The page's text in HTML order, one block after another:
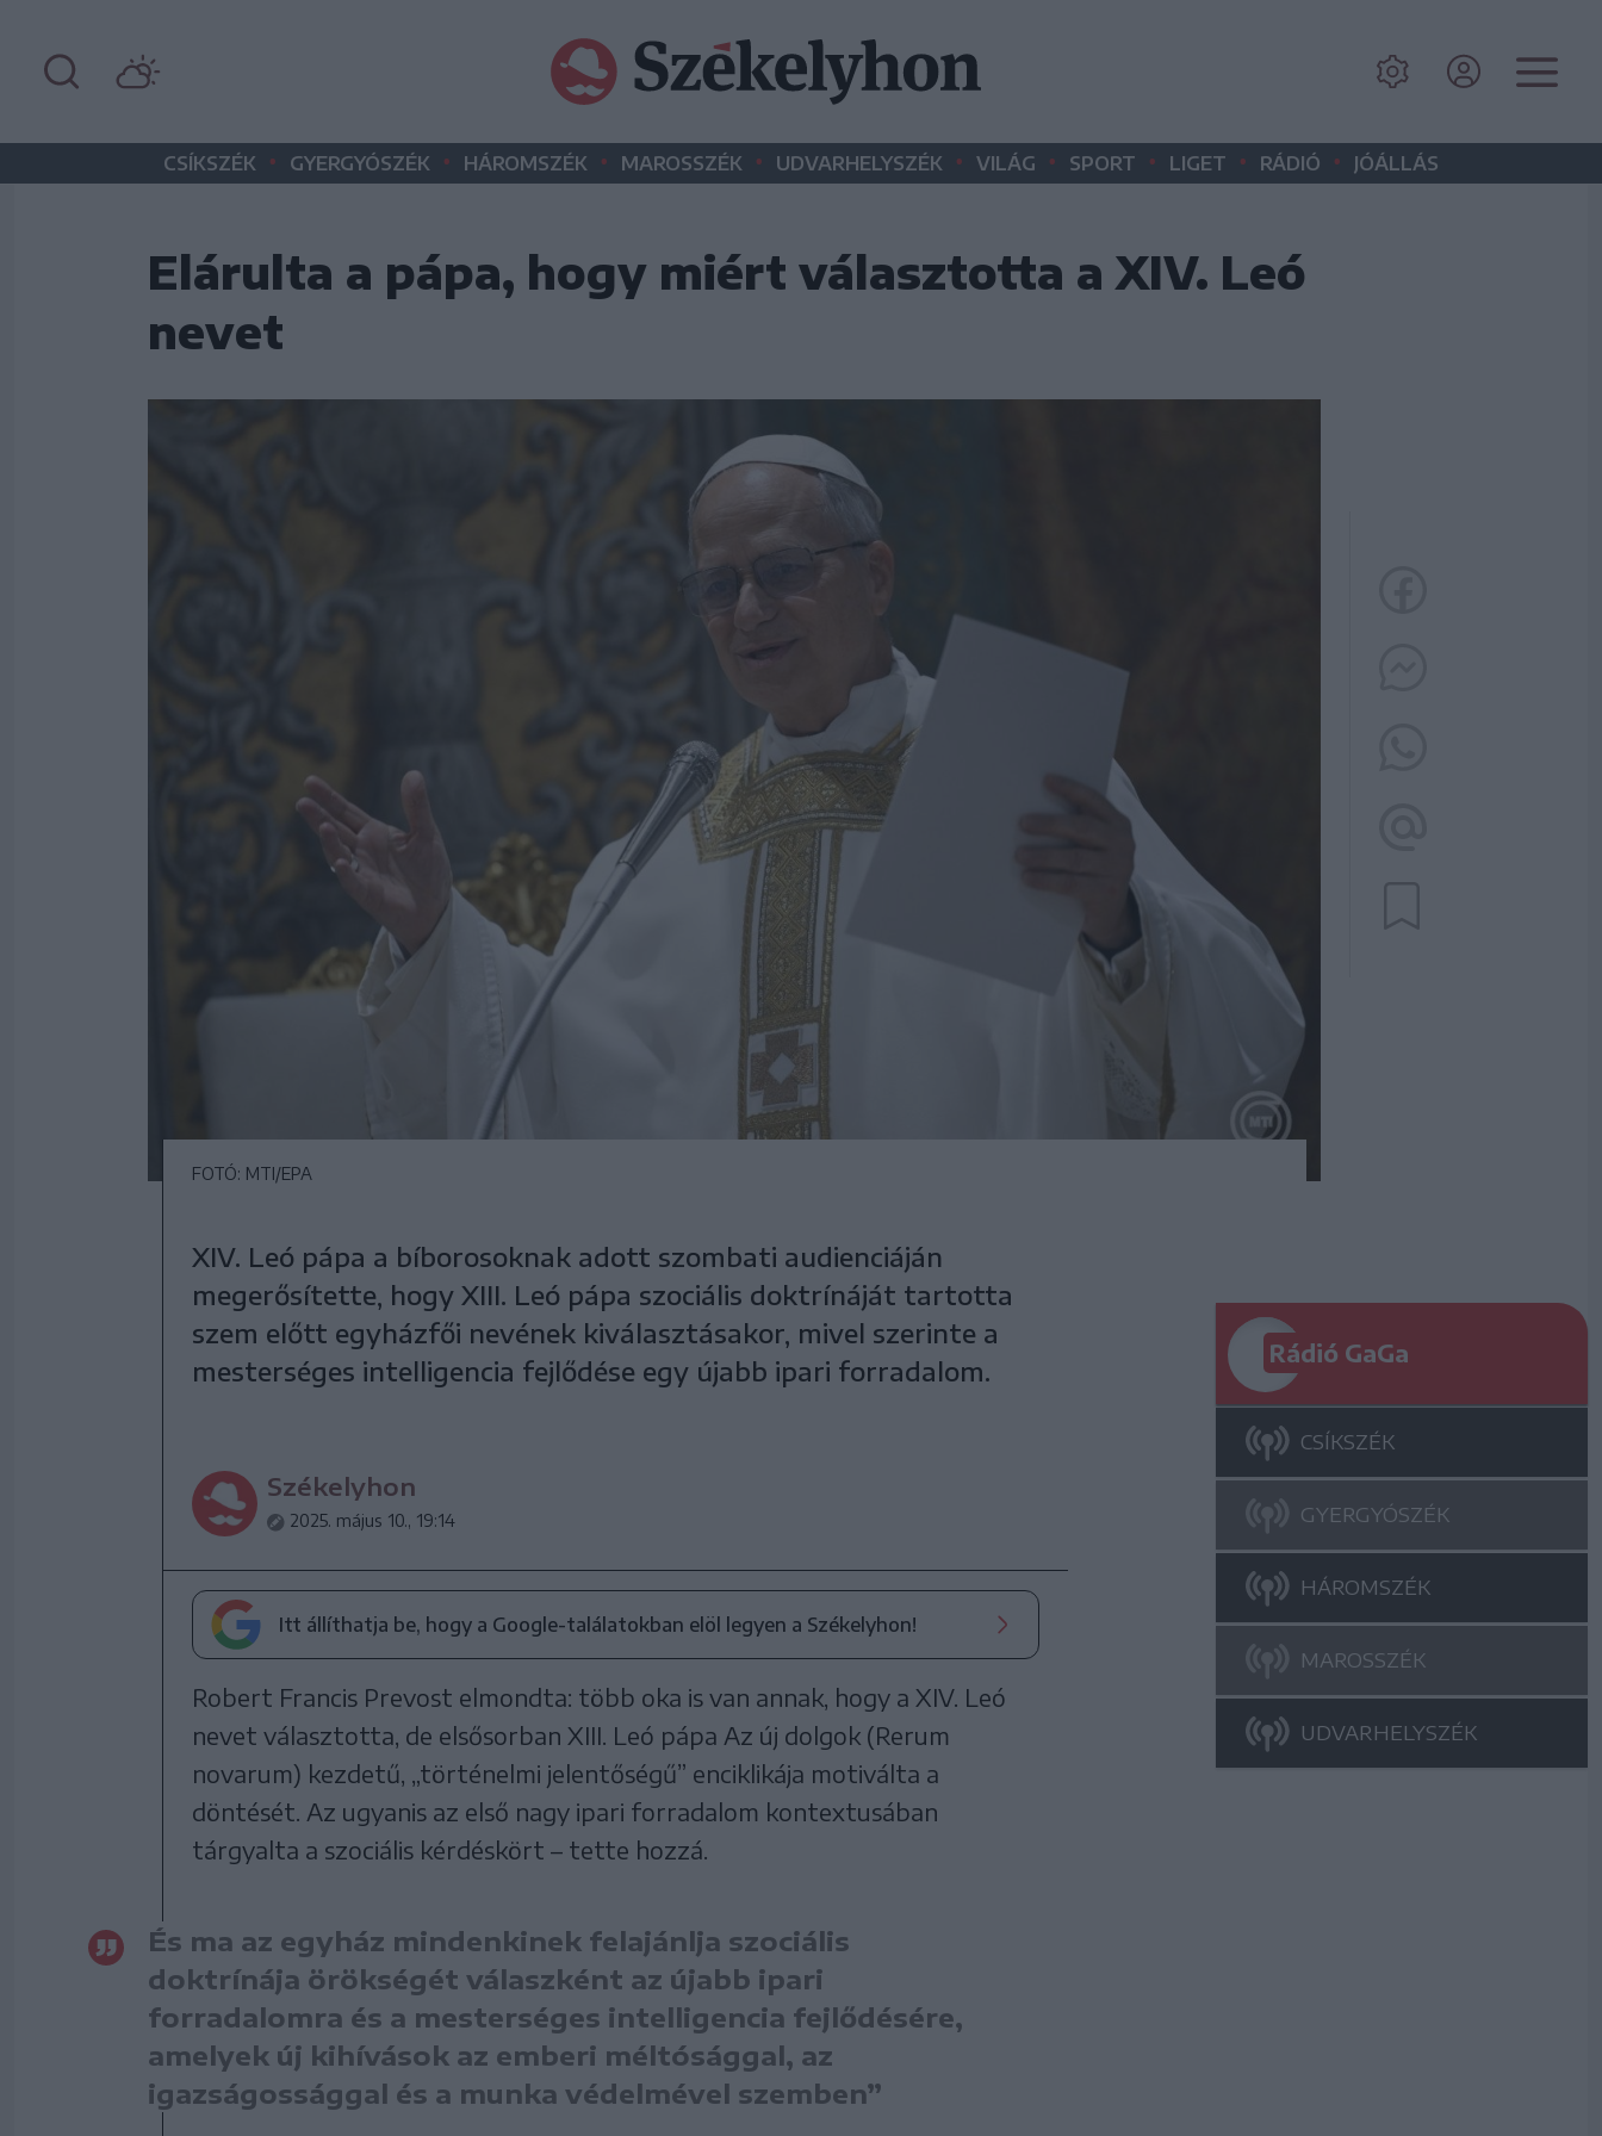
CSÍKSZÉK • GYERGYÓSZÉK • HÁROMSZÉK • MAROSSZÉK • UDVARHELYSZÉK • VILÁG • SPORT • LIGET • RÁDIÓ • JÓÁLLÁS
Elárulta a pápa, hogy miért választotta a XIV. Leó
nevet
FOTÓ: MTI/EPA
XIV. Leó pápa a bíborosoknak adott szombati audienciáján
megerősítette, hogy XIII. Leó pápa szociális doktrínáját tartotta
szem előtt egyházfői nevének kiválasztásakor, mivel szerinte a
mesterséges intelligencia fejlődése egy újabb ipari forradalom.
Székelyhon
2025. május 10., 19:14
Itt állíthatja be, hogy a Google-találatokban elöl legyen a Székelyhon!
Robert Francis Prevost elmondta: több oka is van annak, hogy a XIV. Leó
nevet választotta, de elsősorban XIII. Leó pápa Az új dolgok (Rerum
novarum) kezdetű, „történelmi jelentőségű” enciklikája motiválta a
döntését. Az ugyanis az első nagy ipari forradalom kontextusában
tárgyalta a szociális kérdéskört – tette hozzá.
És ma az egyház mindenkinek felajánlja szociális
doktrínája örökségét válaszként az újabb ipari
forradalomra és a mesterséges intelligencia fejlődésére,
amelyek új kihívások az emberi méltósággal, az
igazságossággal és a munka védelmével szemben”
Rádió GaGa
CSÍKSZÉK
GYERGYÓSZÉK
HÁROMSZÉK
MAROSSZÉK
UDVARHELYSZÉK